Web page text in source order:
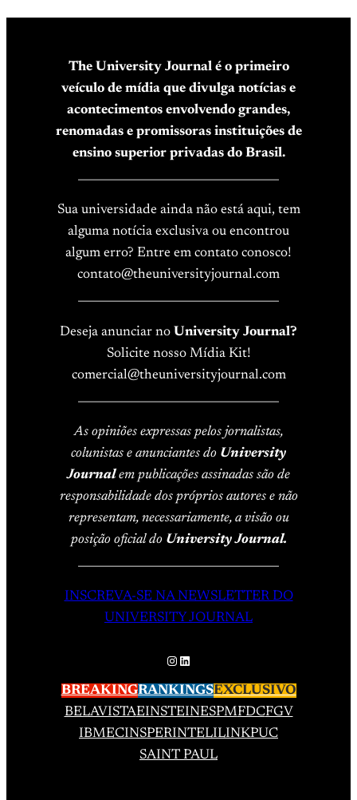
The University Journal é o primeiro
veículo de mídia que divulga notícias e
acontecimentos envolvendo grandes,
renomadas e promissoras instituições de
ensino superior privadas do Brasil.
Sua universidade ainda não está aqui, tem
alguma notícia exclusiva ou encontrou
algum erro? Entre em contato conosco!
contato@theuniversityjournal.com
Deseja anunciar no University Journal?
Solicite nosso Mídia Kit!
comercial@theuniversityjournal.com
As opiniões expressas pelos jornalistas,
colunistas e anunciantes do University
Journalem publicações assinadas são de
responsabilidade dos próprios autores e não
representam, necessariamente, a visão ou
posição oficial do University Journal.
INSCREVA-SE NA NEWSLETTER DO
UNIVERSITY JOURNAL
Instagram
LinkedIn
BREAKINGRANKINGSEXCLUSIVO
BELAVISTAEINSTEINESPMFDCFGV
IBMECINSPERINTELILINKPUC
SAINT PAUL